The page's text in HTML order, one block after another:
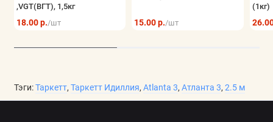
,VGT(ВГТ), 1,5кг
18.00 р./шт 15.00 р./шт
(1кг)
Тэги:Таркетт, Таркетт Идиллия, Atlanta 3, Атланта 3, 2.5 м